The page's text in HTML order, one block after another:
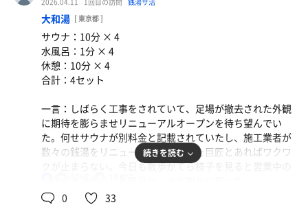
チャーシュー丼
うまい！
のが惜しいところである。洗い場に居座るのも気持ちが落
ち着かないものである。贅沢なお願いなのは承知の上だ
し、住宅地のど真ん中で難しいかもしれないが、あれだけ
の完成度のサウナと水風呂は中々ないのでアップグレード
されたら凄く嬉しい。されなくとも通いますけどね。
大和湯 [ 東京都 ]
サウナ：10分 × 4
水風呂：1分 × 4
休憩：10分 × 4
合計：4セット
一言：しばらく工事をされていて、足場が撤去された外観
に期待を膨らませリニューアルオープンを待ち望んでい
た。何せサウナが別料金と記載されていたし、施工業者が
数々の銭湯をリニューアルさせてきた巨匠とあればワクワ
クが止まらない。今日も散歩がてら様子を見ると営業中の
リノベ銭湯らしい綺麗さで浴室も広い。カランの数も豊
続きを読む
0 33